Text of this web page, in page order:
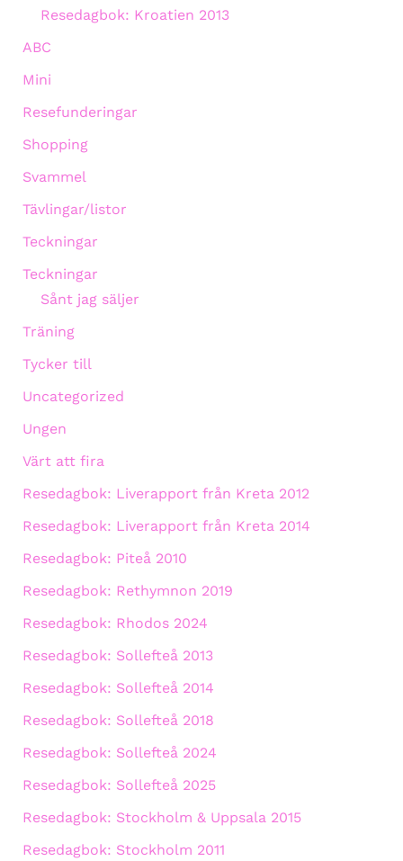
Resedagbok: Kroatien 2013
ABC
Mini
Resefunderingar
Shopping
Svammel
Tävlingar/listor
Teckningar
Teckningar
Sånt jag säljer
Träning
Tycker till
Uncategorized
Ungen
Värt att fira
Resedagbok: Liverapport från Kreta 2012
Resedagbok: Liverapport från Kreta 2014
Resedagbok: Piteå 2010
Resedagbok: Rethymnon 2019
Resedagbok: Rhodos 2024
Resedagbok: Sollefteå 2013
Resedagbok: Sollefteå 2014
Resedagbok: Sollefteå 2018
Resedagbok: Sollefteå 2024
Resedagbok: Sollefteå 2025
Resedagbok: Stockholm & Uppsala 2015
Resedagbok: Stockholm 2011